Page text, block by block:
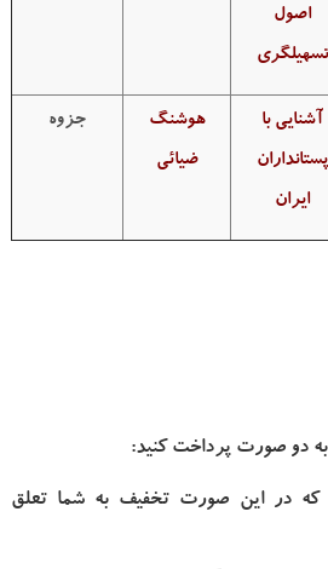
اصول
تسهیلگری
آشنایی با
پستانداران
ایران
هوشنگ
ضیائی
جزوه
به دو صورت پرداخت کنید:
که در این صورت تخفیف به شما تعلق